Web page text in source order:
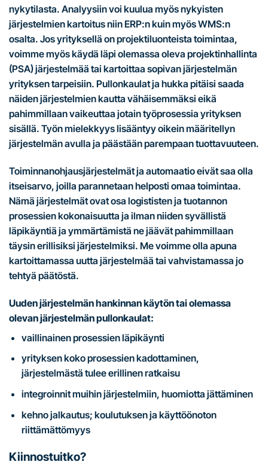
nykytilasta. Analyysiin voi kuulua myös nykyisten
järjestelmien kartoitus niin ERP:n kuin myös WMS:n
osalta. Jos yrityksellä on projektiluonteista toimintaa,
voimme myös käydä läpi olemassa oleva projektinhallinta
(PSA) järjestelmää tai kartoittaa sopivan järjestelmän
yrityksen tarpeisiin. Pullonkaulat ja hukka pitäisi saada
näiden järjestelmien kautta vähäisemmäksi eikä
pahimmillaan vaikeuttaa jotain työprosessia yrityksen
sisällä. Työn mielekkyys lisääntyy oikein määritellyn
järjestelmän avulla ja päästään parempaan tuottavuuteen.
Toiminnanohjausjärjestelmät ja automaatio eivät saa olla
itseisarvo, joilla parannetaan helposti omaa toimintaa.
Nämä järjestelmät ovat osa logististen ja tuotannon
prosessien kokonaisuutta ja ilman niiden syvällistä
läpikäyntiä ja ymmärtämistä ne jäävät pahimmillaan
täysin erillisiksi järjestelmiksi. Me voimme olla apuna
kartoittamassa uutta järjestelmää tai vahvistamassa jo
tehtyä päätöstä.
Uuden järjestelmän hankinnan käytön tai olemassa
olevan järjestelmän pullonkaulat:
vaillinainen prosessien läpikäynti
yrityksen koko prosessien kadottaminen,
järjestelmästä tulee erillinen ratkaisu
integroinnit muihin järjestelmiin, huomiotta jättäminen
kehno jalkautus; koulutuksen ja käyttöönoton
riittämättömyys
Kiinnostuitko?